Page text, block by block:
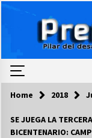
Home 2018
SE JUEGA LA
BICENTENARIO: